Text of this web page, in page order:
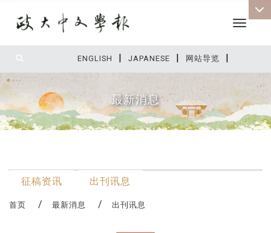
ENGLISH | JAPANESE | 网站导览 |
Toggle
最新消息
征稿资讯 出刊讯息
首页 最新消息 出刊讯息